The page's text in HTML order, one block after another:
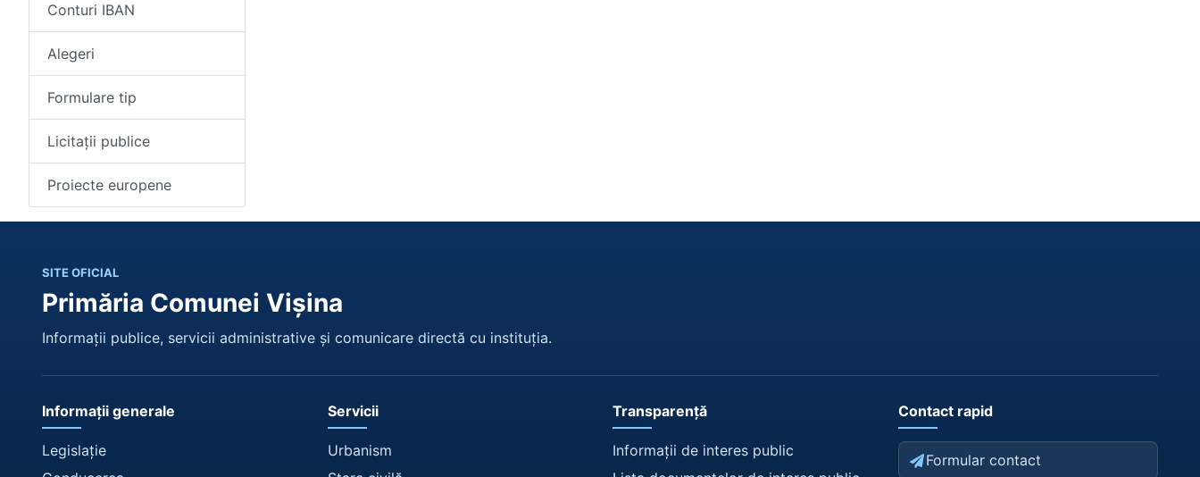
Conturi IBAN
Alegeri
Formulare tip
Licitații publice
Proiecte europene
SITE OFICIAL
Primăria Comunei Vișina
Informații publice, servicii administrative și comunicare directă cu instituția.
Informații generale
Legislație
Servicii
Urbanism
Transparență
Informații de interes public
Contact rapid
Formular contact